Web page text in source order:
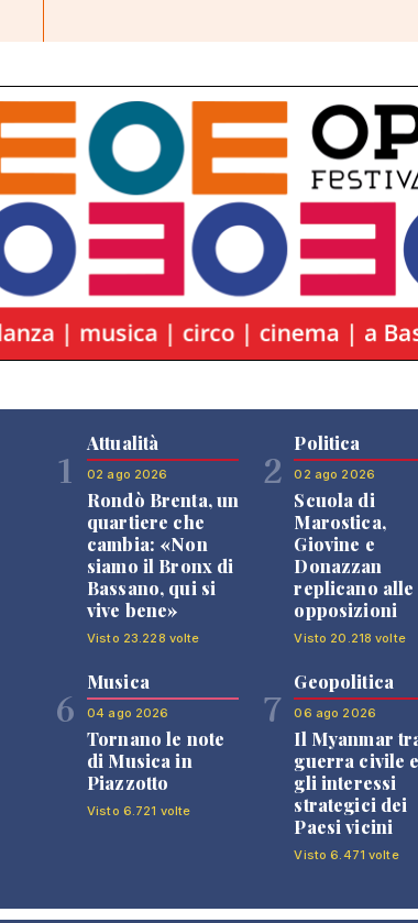
1
Attualità
02 ago 2026
Rondò Brenta, un
quartiere che
cambia: «Non
siamo il Bronx di
Bassano, qui si
vive bene»
Visto 23.228 volte
2
Politica
02 ago 2026
Scuola di
Marostica,
Giovine e
Donazzan
replicano alle
opposizioni
Visto 20.218 volte
6
Musica
04 ago 2026
Tornano le note
di Musica in
Piazzotto
Visto 6.721 volte
7
Geopolitica
06 ago 2026
Il Myanmar
guerra civile e
gli interessi
strategici dei
Paesi vicini
Visto 6.471 volte